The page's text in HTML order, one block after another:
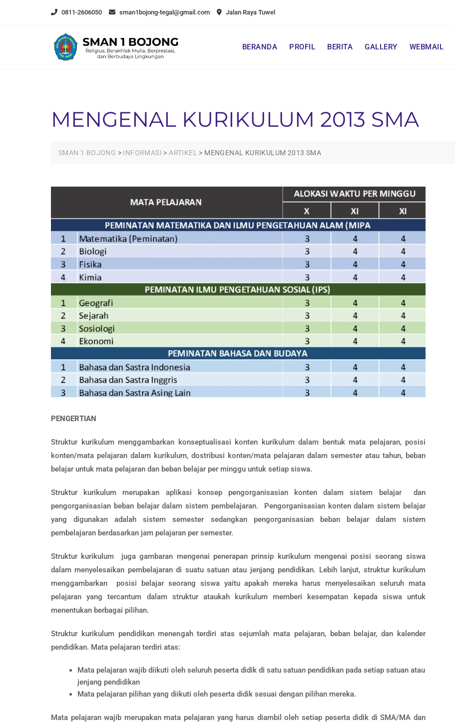
0811-2606050 sman1bojong-tegal@gmail.com Jalan Raya Tuwel
BERANDA PROFIL BERITA GALLERY WEBMAIL
MENGENAL KURIKULUM 2013 SMA
SMAN 1 BOJONG > INFORMASI > ARTIKEL > MENGENAL KURIKULUM 2013 SMA
PENGERTIAN
Struktur kurikulum menggambarkan konseptualisasi konten kurikulum dalam bentuk mata pelajaran, posisi
konten/mata pelajaran dalam kurikulum, dostribusi konten/mata pelajaran dalam semester atau tahun, beban
belajar untuk mata pelajaran dan beban belajar per minggu untuk setiap siswa.
Struktur kurikulum merupakan aplikasi konsep pengorganisasian konten dalam sistem belajar dan
pengorganisasian beban belajar dalam sistem pembelajaran. Pengorganisasian konten dalam sistem belajar
yang digunakan adalah sistem semester sedangkan pengorganisasian beban belajar dalam sistem
pembelajaran berdasarkan jam pelajaran per semester.
Struktur kurikulum juga gambaran mengenai penerapan prinsip kurikulum mengenai posisi seorang siswa
dalam menyelesaikan pembelajaran di suatu satuan atau jenjang pendidikan. Lebih lanjut, struktur kurikulum
menggambarkan posisi belajar seorang siswa yaitu apakah mereka harus menyelesaikan seluruh mata
pelajaran yang tercantum dalam struktur ataukah kurikulum memberi kesempatan kepada siswa untuk
menentukan berbagai pilihan.
Struktur kurikulum pendidikan menengah terdiri atas sejumlah mata pelajaran, beban belajar, dan kalender
pendidikan. Mata pelajaran terdiri atas:
Mata pelajaran wajib diikuti oleh seluruh peserta didik di satu satuan pendidikan pada setiap satuan atau
jenjang pendidikan
Mata pelajaran pilihan yang diikuti oleh peserta didik sesuai dengan pilihan mereka.
Mata pelajaran wajib merupakan mata pelajaran yang harus diambil oleh setiap peserta didik di SMA/MA dan